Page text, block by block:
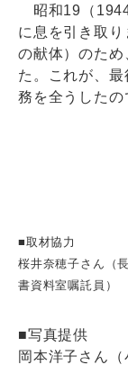
昭和19（
に息を引き取
の献体）のた
た。これが、
務を全うしたの
■取材協力
桜井奈穂子さん（
書資料室嘱託員）
■写真提供
岡本洋子さん（